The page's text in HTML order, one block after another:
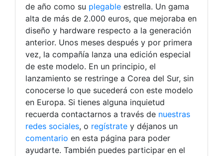
de año como su plegable estrella. Un gama
alta de más de 2.000 euros, que mejoraba en
diseño y hardware respecto a la generación
anterior. Unos meses después y por primera
vez, la compañía lanza una edición especial
de este modelo. En un principio, el
lanzamiento se restringe a Corea del Sur, sin
conocerse lo que sucederá con este modelo
en Europa. Si tienes alguna inquietud
recuerda contactarnos a través de nuestras
redes sociales, o regístrate y déjanos un
comentario en esta página para poder
ayudarte. También puedes participar en el